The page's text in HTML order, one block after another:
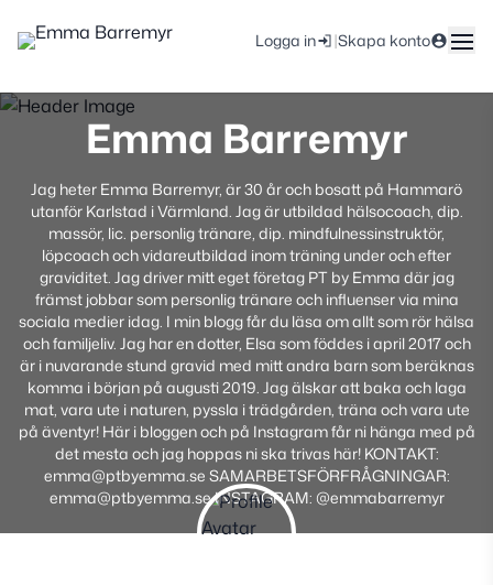
Logga in |Skapa konto
Emma Barremyr
Jag heter Emma Barremyr, är 30 år och bosatt på Hammarö
utanför Karlstad i Värmland. Jag är utbildad hälsocoach, dip.
massör, lic. personlig tränare, dip. mindfulnessinstruktör,
löpcoach och vidareutbildad inom träning under och efter
graviditet. Jag driver mitt eget företag PT by Emma där jag
främst jobbar som personlig tränare och influenser via mina
sociala medier idag. I min blogg får du läsa om allt som rör hälsa
och familjeliv. Jag har en dotter, Elsa som föddes i april 2017 och
är i nuvarande stund gravid med mitt andra barn som beräknas
komma i början på augusti 2019. Jag älskar att baka och laga
mat, vara ute i naturen, pyssla i trädgården, träna och vara ute
på äventyr! Här i bloggen och på Instagram får ni hänga med på
det mesta och jag hoppas ni ska trivas här! KONTAKT:
emma@ptbyemma.se SAMARBETSFÖRFRÅGNINGAR:
emma@ptbyemma.se INSTAGRAM: @emmabarremyr